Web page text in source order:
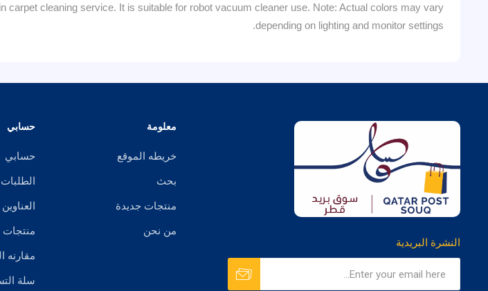
cleaning service. It is suitable for robot vacuum cleaner use. Note: Actual colors may vary
depending on lighting and monitor settings.
النشرة البريدية
معلومة
خريطه الموقع
بحث
منتجات جديدة
من نحن
حسابي
حسابي
الطلبات
العناوين
مقارنه
سلة